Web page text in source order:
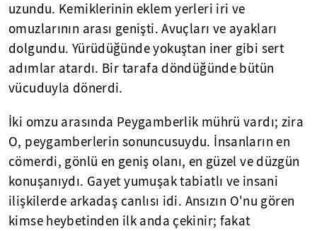
uzundu. Kemiklerinin eklem yerleri iri ve
omuzlarının arası genişti. Avuçları ve ayakları
dolgundu. Yürüdüğünde yokuştan iner gibi sert
adımlar atardı. Bir tarafa döndüğünde bütün
vücuduyla dönerdi.
İki omzu arasında Peygamberlik mührü vardı; zira
O, peygamberlerin sonuncusuydu. İnsanların en
cömerdi, gönlü en geniş olanı, en güzel ve düzgün
konuşanıydı. Gayet yumuşak tabiatlı ve insani
ilişkilerde arkadaş canlısı idi. Ansızın O'nu gören
kimse heybetinden ilk anda çekinir; fakat